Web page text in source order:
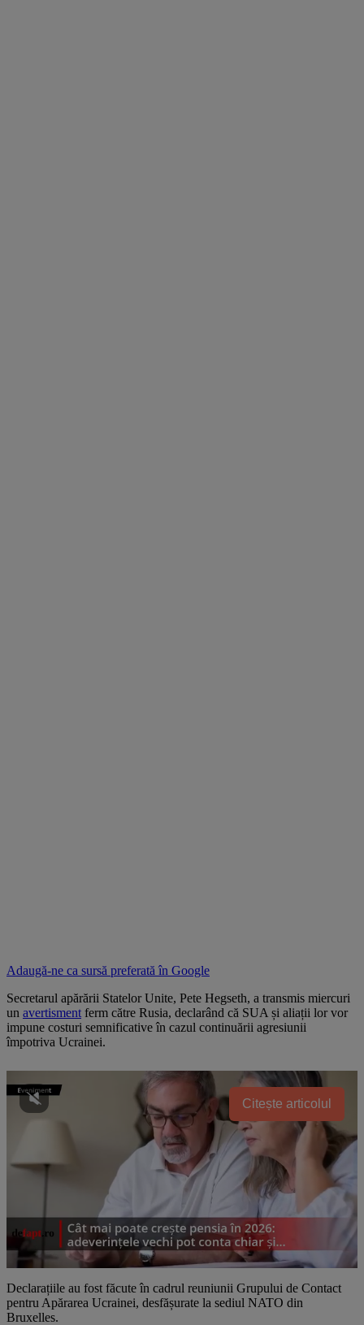
Adaugă-ne ca sursă preferată în Google
Secretarul apărării Statelor Unite, Pete Hegseth, a transmis miercuri
un avertisment ferm către Rusia, declarând că SUA și aliații lor vor
impune costuri semnificative în cazul continuării agresiunii
împotriva Ucrainei.
Citește articolul
Declarațiile au fost făcute în cadrul reuniunii Grupului de Contact
pentru Apărarea Ucrainei, desfășurate la sediul NATO din
Bruxelles.